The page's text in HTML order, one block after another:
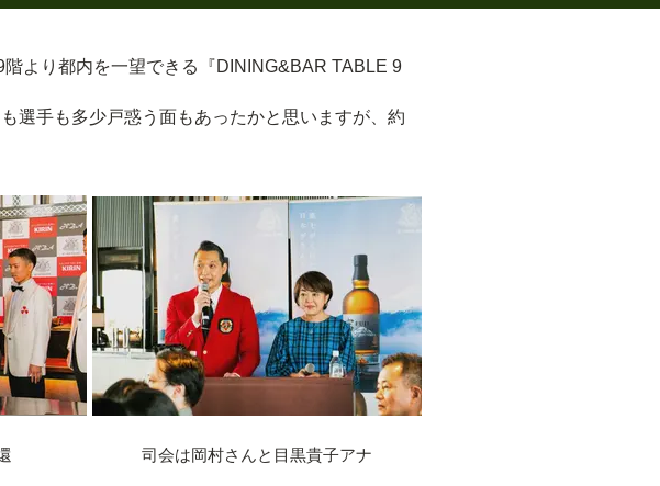
より都内を一望できる『DINING&BAR TABLE 9
選手も多少戸惑う面もあったかと思いますが、約
司会は岡村さんと目黒貴子アナ